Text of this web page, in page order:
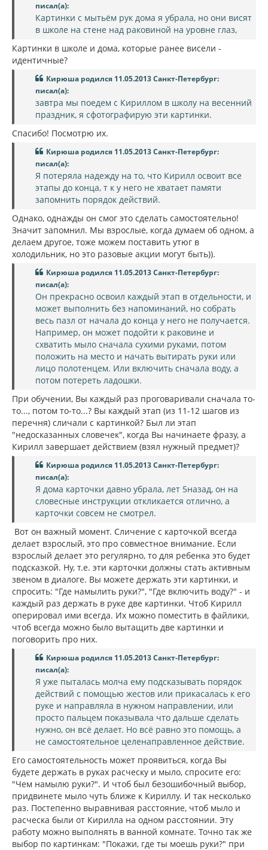
писал(а):
Картинки с мытьём рук дома я убрала, но они висят
в школе на стене над раковиной на уровне глаз,
Картинки в школе и дома, которые ранее висели -
идентичные?
Кирюша родился 11.05.2013 Санкт-Петербург:
писал(а):
завтра мы поедем с Кириллом в школу на весенний
праздник, я сфотографирую эти картинки.
Спасибо! Посмотрю их.
Кирюша родился 11.05.2013 Санкт-Петербург:
писал(а):
Я потеряла надежду на то, что Кирилл освоит все
этапы до конца, т к у него не хватает памяти
запомнить порядок действий.
Однако, однажды он смог это сделать самостоятельно!
Значит запомнил. Мы взрослые, когда думаем об одном, а
делаем другое, тоже можем поставить утюг в
холодильник, но это разовые акции могут быть)).
Кирюша родился 11.05.2013 Санкт-Петербург:
писал(а):
Он прекрасно освоил каждый этап в отдельности, и
может выполнить без напоминаний, но собрать
весь пазл от начала до конца у него не получается.
Например, он может подойти к раковине и
схватить мыло сначала сухими руками, потом
положить на место и начать вытирать руки или
лицо полотенцем. Или включить сначала воду, а
потом потереть ладошки.
При обучении, Вы каждый раз проговаривали сначала то-
то..., потом то-то...? Вы каждый этап (из 11-12 шагов из
перечня) сличали с картинкой? Был ли этап
"недосказанных словечек", когда Вы начинаете фразу, а
Кирилл завершает действием (взял нужный предмет)?
Кирюша родился 11.05.2013 Санкт-Петербург:
писал(а):
Я дома карточки давно убрала, лет 5назад, он на
словесные инструкции откликается отлично, а
карточки совсем не смотрел.
Вот он важный момент. Сличение с карточкой всегда
делает взрослый, это про совместное внимание. Если
взрослый делает это регулярно, то для ребенка это будет
подсказкой. Ну, т.е. эти карточки должны стать активным
звеном в диалоге. Вы можете держать эти картинки, и
спросить: "Где намылить руки?", "Где включить воду?" - и
каждый раз держать в руке две картинки. Чтоб Кирилл
оперировал ими всегда. Их можно поместить в файлики,
чтоб всегда можно было вытащить две картинки и
поговорить про них.
Кирюша родился 11.05.2013 Санкт-Петербург:
писал(а):
Я уже пыталась молча ему подсказывать порядок
действий с помощью жестов или прикасалась к его
руке и направляла в нужном направлении, или
просто пальцем показывала что дальше сделать
нужно, он всё делает. Но всё равно это помощь, а
не самостоятельное целенаправленное действие.
Его самостоятельность может проявиться, когда Вы
будете держать в руках расческу и мыло, спросите его:
"Чем намылю руки?". И чтоб был безошибочный выбор,
придвинете мыло чуть ближе к Кириллу. И так несколько
раз. Постепенно выравнивая расстояние, чтоб мыло и
расческа были от Кирилла на одном расстоянии. Эту
работу можно выполнять в ванной комнате. Точно так же
выбор по картинкам: "Покажи, где ты моешь руки?" при